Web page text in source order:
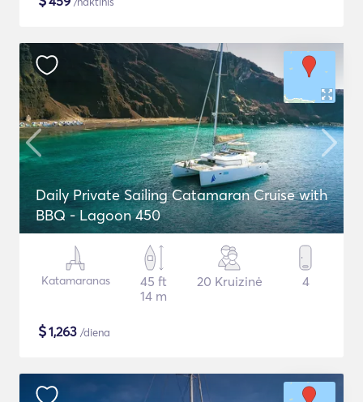
Daily Private Sailing Catamaran Cruise with
BBQ - Lagoon 450
Katamaranas
45 ft
14 m
20 Kruizinė 4
$1,263 /diena